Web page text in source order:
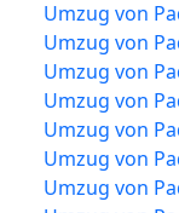
Umzug von
Umzug von
Umzug von
Umzug von
Umzug von
Umzug von
Umzug von